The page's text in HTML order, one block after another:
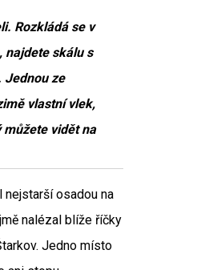
Rozkládá se v
najdete skálu s
Jednou ze
vlastní vlek,
vidět na
nejstarší osadou na
nalézal blíže říčky
Jedno místo